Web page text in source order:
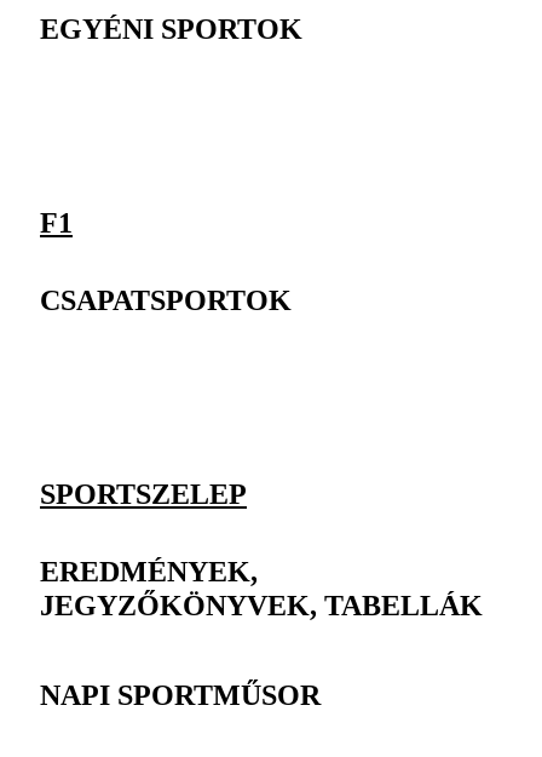
EGYÉNI SPORTOK
F1
CSAPATSPORTOK
SPORTSZELEP
EREDMÉNYEK,
JEGYZŐKÖNYVEK, TABELLÁK
NAPI SPORTMŰSOR